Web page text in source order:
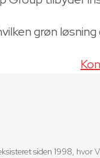
grøn
siden 1998,